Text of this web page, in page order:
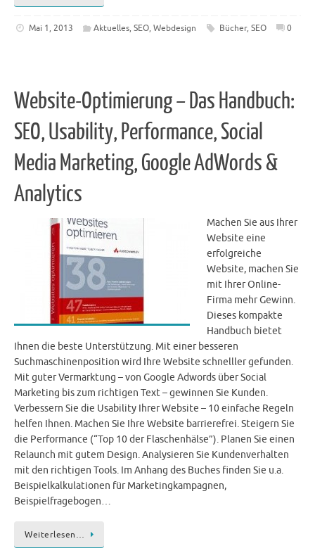
Mai 1, 2013 Aktuelles,SEO,Webdesign Bücher, SEO 0
Website-Optimierung – Das Handbuch:
SEO, Usability, Performance, Social
Media Marketing, Google AdWords &
Analytics
Machen Sie aus Ihrer
Website eine
erfolgreiche
Website, machen Sie
mit Ihrer Online-
Firma mehr Gewinn.
Dieses kompakte
Handbuch bietet
Ihnen die beste Unterstützung. Mit einer besseren
Suchmaschinenposition wird Ihre Website schnelller gefunden.
Mit guter Vermarktung – von Google Adwords über Social
Marketing bis zum richtigen Text – gewinnen Sie Kunden.
Verbessern Sie die Usability Ihrer Website – 10 einfache Regeln
helfen Ihnen. Machen Sie Ihre Website barrierefrei. Steigern Sie
die Performance (“Top 10 der Flaschenhälse”). Planen Sie einen
Relaunch mit gutem Design. Analysieren Sie Kundenverhalten
mit den richtigen Tools. Im Anhang des Buches finden Sie u.a.
Beispielkalkulationen für Marketingkampagnen,
Beispielfragebogen…
Weiterlesen…